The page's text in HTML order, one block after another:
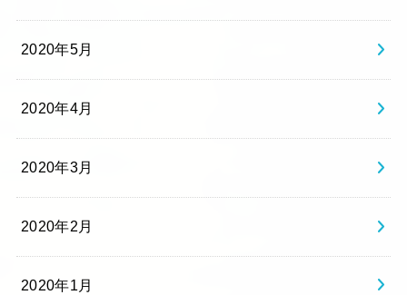
2020年5月
2020年4月
2020年3月
2020年2月
2020年1月